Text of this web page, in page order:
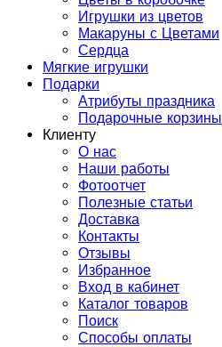
Игрушки из цветов
Макаруны с Цветами
Сердца
Мягкие игрушки
Подарки
Атрибуты праздника
Подарочные корзины
Клиенту
О нас
Наши работы
Фотоотчет
Полезные статьи
Доставка
Контакты
Отзывы
Избранное
Вход в кабинет
Каталог товаров
Поиск
Способы оплаты